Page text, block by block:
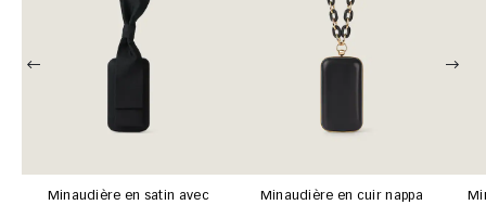
Minaudière en satin avec
Minaudière en cuir nappa